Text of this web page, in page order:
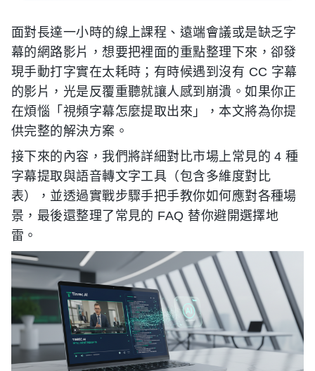
面對長達一小時的線上課程、遠端會議或是缺乏字
幕的網路影片，想要把裡面的重點整理下來，卻發
現手動打字實在太耗時；有時候遇到沒有 CC 字幕
的影片，光是反覆重聽就讓人感到崩潰。如果你正
在煩惱「視頻字幕怎麼提取出來」，本文將為你提
供完整的解決方案。
接下來的內容，我們將詳細對比市場上常見的 4 種
字幕提取與語音轉文字工具（包含多維度對比
表），並透過實戰步驟手把手教你如何應對各種場
景，最後還整理了常見的 FAQ 替你避開選擇地
雷。